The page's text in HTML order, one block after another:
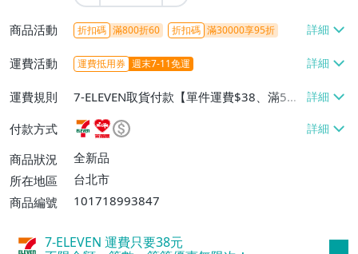
商品活動 折扣碼 滿800折60 折扣碼 滿30000享95折
運費活動 運費抵用券 週末7-11免運
運費規則
7-ELEVEN取貨付款【單件運費$38、滿5件
或消費滿$1298免運費】、7-ELEVEN取貨
不付款【免運費】、萊爾富取貨付款【單件
運費$60、滿5件或消費滿$1298免運
費】、宅配/貨運【單件運費$120、滿5件
付款方式
商品狀況
全新品
所在地區
台北市
商品編號
101718993847
7-ELEVEN 運費只要38元